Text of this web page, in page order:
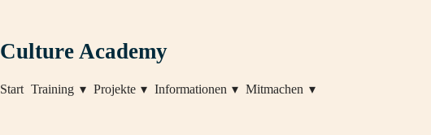
Culture Academy
Start Training Projekte Informationen Mitmachen